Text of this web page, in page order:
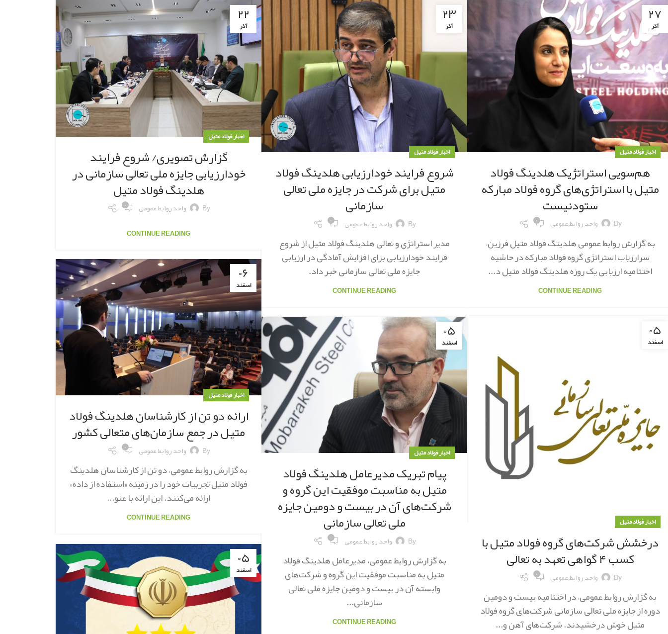
۲۷
آذر
اخبار فولاد متیل
هم‌سویی استراتژیک هلدینگ فولاد
متیل با استراتژی‌های گروه فولاد مبارکه
ستودنیست
By واحد روابط عمومی ۰
به گزارش روابط عمومی هلدینگ فولاد متیل فرزین،
سرارزیاب استراتژی گروه فولاد مبارکه در حاشیه
اختتامیه ارزیابی یک روزه هلدینگ فولاد متیل د...
CONTINUE READING
۲۳
آذر
اخبار فولاد متیل
شروع فرایند خودارزیابی هلدینگ فولاد
متیل برای شرکت در جایزه ملی تعالی
سازمانی
By واحد روابط عمومی ۰
مدیر استراتژی و تعالی هلدینگ فولاد متیل از شروع
فرایند خودارزیابی برای افزایش آمادگی در ارزیابی
جایزه ملی تعالی سازمانی خبر داد.
CONTINUE READING
۲۲
آذر
اخبار فولاد متیل
گزارش تصویری/ شروع فرایند
خودارزیابی جایزه ملی تعالی سازمانی در
هلدینگ فولاد متیل
By واحد روابط عمومی ۰
CONTINUE READING
۰۶
اسفند
اخبار فولاد متیل
ارائه دو تن از کارشناسان هلدینگ فولاد
متیل در جمع سازمان‌های متعالی کشور
By واحد روابط عمومی ۰
به گزارش روابط عمومی، دو تن از کارشناسان هلدینگ
فولاد متیل تجربیات خود را در زمینه «استفاده از داده»
ارائه می‌کنند. این ارائه با عنو...
CONTINUE READING
۰۵
اسفند
اخبار فولاد متیل
درخشش شرکت‌های گروه فولاد متیل با
کسب ۴ گواهی تعهد به تعالی
By واحد روابط عمومی ۰
به گزارش روابط عمومی، در اختتامیه بیست و دومین
دوره از جایزه ملی تعالی سازمانی شرکت‌های گروه فولاد
متیل خوش درخشیدند. شرکت‌های آهن و...
۰۵
اسفند
اخبار فولاد متیل
پیام تبریک مدیرعامل هلدینگ فولاد
متیل به مناسبت موفقیت این گروه و
شرکت‌های آن در بیست و دومین جایزه
ملی تعالی سازمانی
By واحد روابط عمومی ۰
به گزارش روابط عمومی، مدیرعامل هلدینگ فولاد
متیل به مناسبت موفقیت این گروه و شرکت‌های
وابسته آن در بیست و دومین جایزه ملی تعالی
سازمانی...
CONTINUE READING
۰۵
اسفند